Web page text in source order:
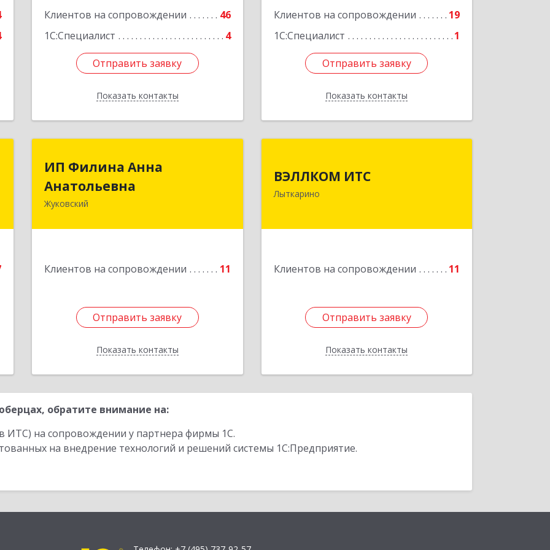
Клиентов на сопровождении
46
1С:Специалист
4
Отправить заявку
Показать контакты
Отправить заявку
Назад
Клиентов на сопровождении
19
1С:Специалист
1
Отправить заявку
Показать контакты
Подробнее
Отправить заявку
Назад
ИП Филина Анна
Анатольевна
Жуковский
Клиентов на сопровождении 11
Отправить заявку
Показать контакты
Анатольевна
140180, Московская обл, Жуковский г,
Отправить заявку
Назад
ВЭЛЛКОМ ИТС
Лыткарино
Клиентов на сопровождении 11
Отправить заявку
Показать контакты
г.о., Лыткарино г, Первомайская ул,
Отправить заявку
Назад
обратите внимание на:
ИТС) на сопровождении у партнера фирмы 1С.
на внедрение технологий и решений системы 1С:Предприятие.